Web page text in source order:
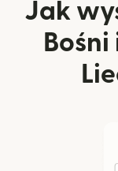
Jak